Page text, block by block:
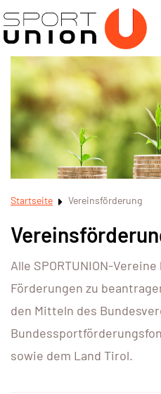
Startseite Vereinsförderung
Alle SPORTUNION-
Förderungen zu
den Mitteln des
sowie dem Land Tirol.